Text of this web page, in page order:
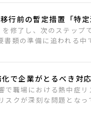
行前の暫定措置「特
を修了し、次のステッ
書類の準備に追われる
化で企業がとるべき
で職場における熱中症
スクが深刻な問題とな